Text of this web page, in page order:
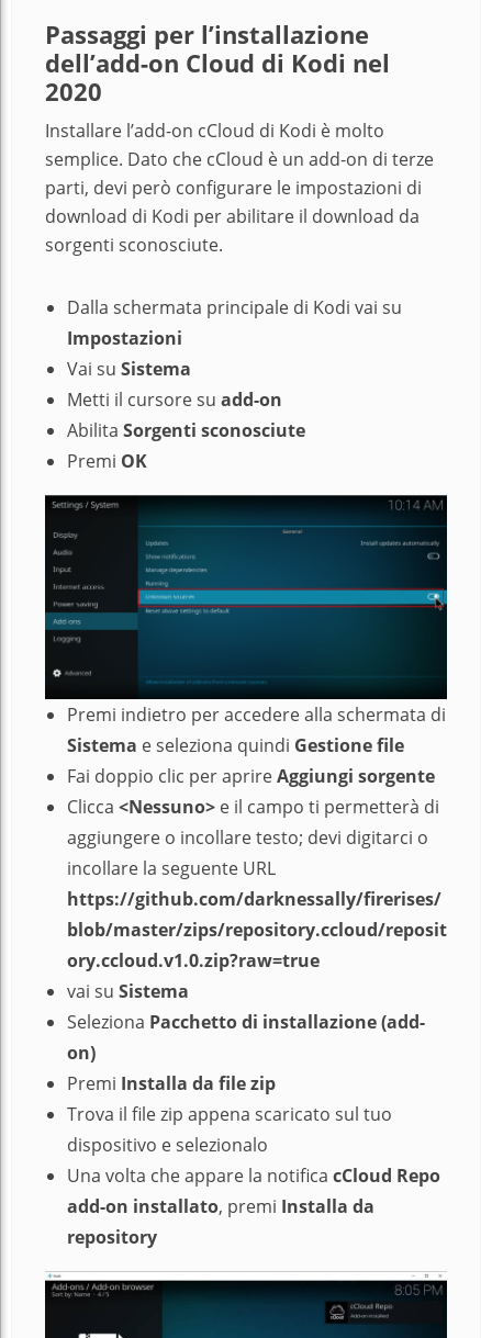
Passaggi per l’installazione
dell’add-on Cloud di Kodi nel
2020
Installare l’add-on cCloud di Kodi è molto
semplice. Dato che cCloud è un add-on di terze
parti, devi però configurare le impostazioni di
download di Kodi per abilitare il download da
sorgenti sconosciute.
Dalla schermata principale di Kodi vai su
Impostazioni
Vai su Sistema
Metti il cursore su add-on
Abilita Sorgenti sconosciute
Premi OK
Premi indietro per accedere alla schermata di
Sistema e seleziona quindi Gestione file
Fai doppio clic per aprireAggiungi sorgente
Clicca <Nessuno> e il campo ti permetterà di
aggiungere o incollare testo; devi digitarci o
incollare la seguente URL
https://github.com/darknessally/firerises/
blob/master/zips/repository.ccloud/reposit
ory.ccloud.v1.0.zip?raw=true
vai su Sistema
Seleziona Pacchetto di installazione (add-
on)
Premi Installa da file zip
Trova il file zip appena scaricato sul tuo
dispositivo e selezionalo
Una volta che appare la notifica cCloud Repo
add-on installato, premi Installa da
repository